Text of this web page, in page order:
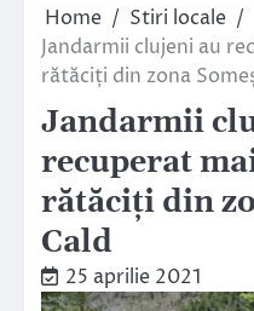
Home
Stiri locale
Jandarmii clujeni au
rătăciți din zona
Jandarmii
recuperat
rătăciți din
Cald
25 aprilie 2021